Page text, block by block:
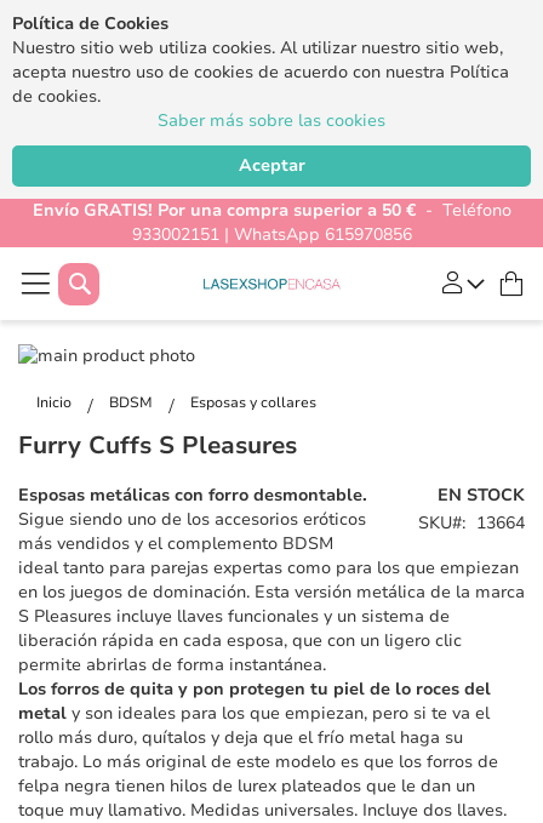
Política de Cookies
Nuestro sitio web utiliza cookies. Al utilizar nuestro sitio web,
acepta nuestro uso de cookies de acuerdo con nuestra Política
de cookies.
Saber más sobre las cookies
Aceptar
Envío GRATIS! Por una compra superior a 50 €- Teléfono
933002151 | WhatsApp 615970856
Buscar
Inicio BDSM Esposas y collares
Saltar
final
la
de
imágenes
de
galería
de
imágenes
Furry Cuffs S Pleasures
EN STOCK
SKU
13664
Esposas metálicas con forro desmontable.
Sigue siendo uno de los accesorios eróticos
más vendidos y el complemento BDSM
ideal tanto para parejas expertas como para los que empiezan
en los juegos de dominación. Esta versión metálica de la marca
S Pleasures incluye llaves funcionales y un sistema de
liberación rápida en cada esposa, que con un ligero clic
permite abrirlas de forma instantánea.
Los forros de quita y pon protegen tu piel de lo roces del
metal y son ideales para los que empiezan, pero si te va el
rollo más duro, quítalos y deja que el frío metal haga su
trabajo. Lo más original de este modelo es que los forros de
felpa negra tienen hilos de lurex plateados que le dan un
toque muy llamativo. Medidas universales. Incluye dos llaves.